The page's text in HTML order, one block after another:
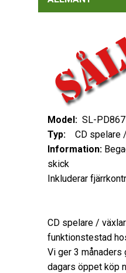
Model: SL-PD867
Typ: CD spelare
Information:
skick
Inkluderar
CD spelare /
funktionstestad
Vi ger 3 månaders
dagars öppet köp